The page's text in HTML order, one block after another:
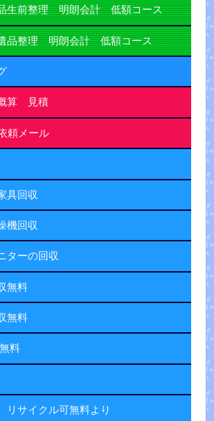
生前整理 明朗会計 低額コース
品整理 明朗会計 低額コース
算 見積
頼メール
具回収
機回収
ターの回収
無料
無料
料
サイクル可無料より